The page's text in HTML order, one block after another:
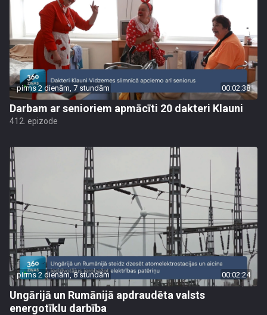
pirms 2 dienām, 7 stundām 00:02:38
Darbam ar senioriem apmācīti 20 dakteri Klauni
412. epizode
pirms 2 dienām, 8 stundām 00:02:24
Ungārijā un Rumānijā apdraudēta valsts
energotīklu darbība